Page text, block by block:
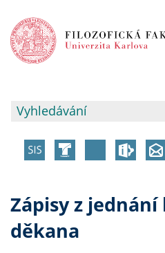
Zápisy z jednání
děkana